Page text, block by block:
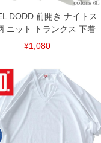
、お客様がご使用の環境（コ
合がございます。予めご了承
すので店頭での売り違い、店
けしてしまう場合がございま
、もしあった場合速やかにご
DODD 前開き ナイトス
ニット トランクス 下着
¥1,080